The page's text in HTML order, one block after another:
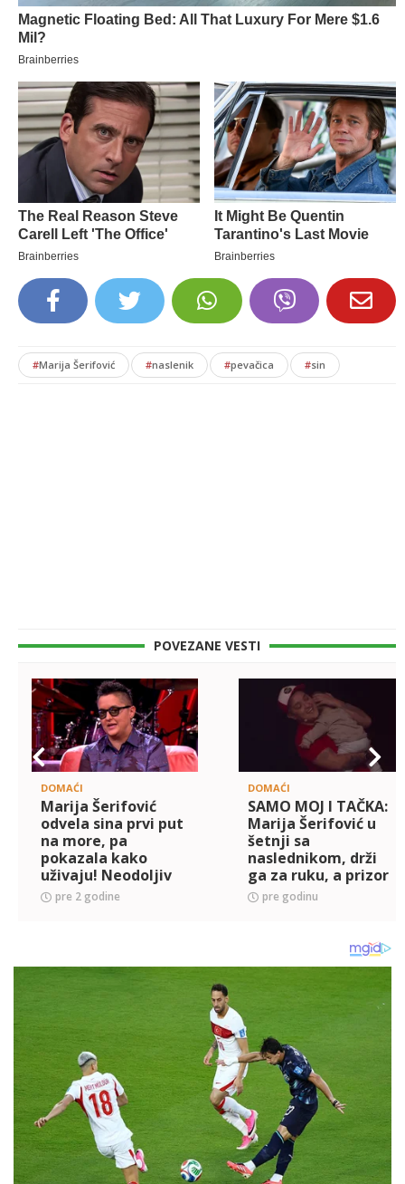
#Marija Šerifović #naslenik #pevačica #sin
POVEZANE VESTI
DOMAĆI
Marija Šerifović
odvela sina prvi put
na more, pa
pokazala kako
uživaju! Neodoljiv
prizor otopio sva
srca! (FOTO)
pre 2 godine
DOMAĆI
SAMO MOJ I TAČKA:
Marija Šerifović u
šetnji sa
naslednikom, drži
ga za ruku, a prizor
je neodoljiv (FOTO)
pre godinu